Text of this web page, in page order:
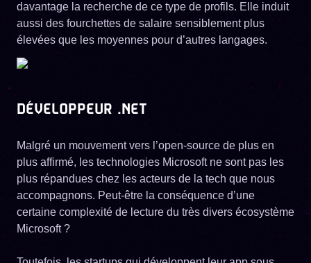
davantage la recherche de ce type de profils. Elle induit
aussi des fourchettes de salaire sensiblement plus
élevées que les moyennes pour d’autres langages.
DÉVELOPPEUR .NET
Malgré un mouvement vers l’open-source de plus en
plus affirmé, les technologies Microsoft ne sont pas les
plus répandues chez les acteurs de la tech que nous
accompagnons. Peut-être la conséquence d’une
certaine complexité de lecture du très divers écosystème
Microsoft ?